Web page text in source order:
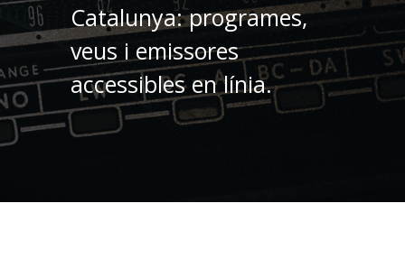
Catalunya: programes,
veus i emissores
accessibles en línia.